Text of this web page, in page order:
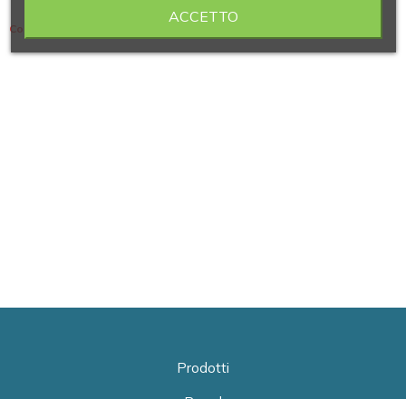
Contiene 2 articoli
Prodotti
ACCETTO